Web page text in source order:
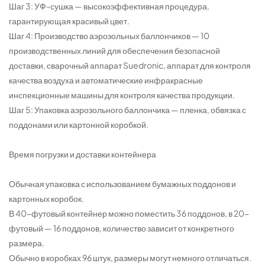
Шаг 3: УФ-сушка — высокоэффективная процедура,
гарантирующая красивый цвет.
Шаг 4: Производство аэрозольных баллончиков — 10
производственных линий для обеспечения безопасной
доставки, сварочный аппарат Suedronic, аппарат для контроля
качества воздуха и автоматические инфракрасные
инспекционные машины для контроля качества продукции.
Шаг 5: Упаковка аэрозольного баллончика — пленка, обвязка с
поддонами или картонной коробкой.
Время погрузки и доставки контейнера
Обычная упаковка с использованием бумажных поддонов и
картонных коробок.
В 40-футовый контейнер можно поместить 36 поддонов, в 20-
футовый — 16 поддонов, количество зависит от конкретного
размера.
Обычно в коробках 96 штук, размеры могут немного отличаться.